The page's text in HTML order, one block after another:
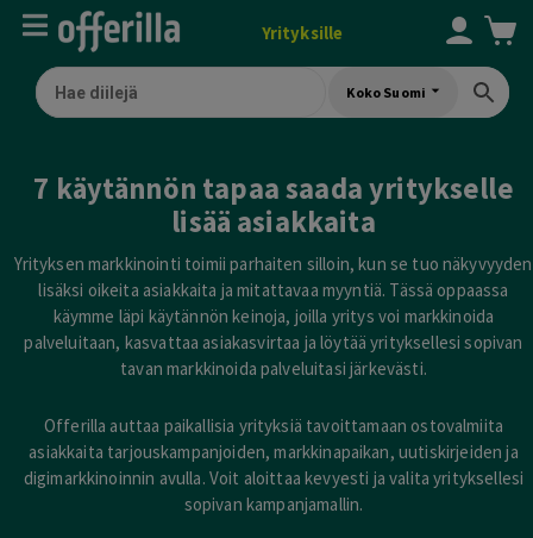
Yrityksille
Koko Suomi
7 käytännön tapaa saada yritykselle
lisää asiakkaita
Yrityksen markkinointi toimii parhaiten silloin, kun se tuo näkyvyyden
lisäksi oikeita asiakkaita ja mitattavaa myyntiä. Tässä oppaassa
käymme läpi käytännön keinoja, joilla yritys voi markkinoida
palveluitaan, kasvattaa asiakasvirtaa ja löytää yrityksellesi sopivan
tavan markkinoida palveluitasi järkevästi.
Offerilla auttaa paikallisia yrityksiä tavoittamaan ostovalmiita
asiakkaita tarjouskampanjoiden, markkinapaikan, uutiskirjeiden ja
digimarkkinoinnin avulla. Voit aloittaa kevyesti ja valita yrityksellesi
sopivan kampanjamallin.